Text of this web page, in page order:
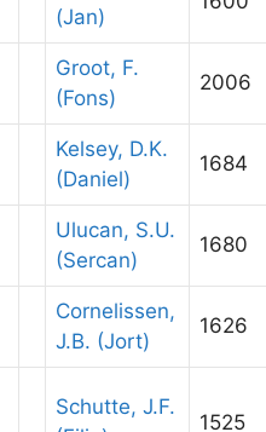
(Jan)
Groot, F.
(Fons)
2006
Kelsey, D.K.
(Daniel)
1684
Ulucan, S.U.
(Sercan)
1680
Cornelissen,
J.B. (Jort)
1626
Schutte, J.F.
1525